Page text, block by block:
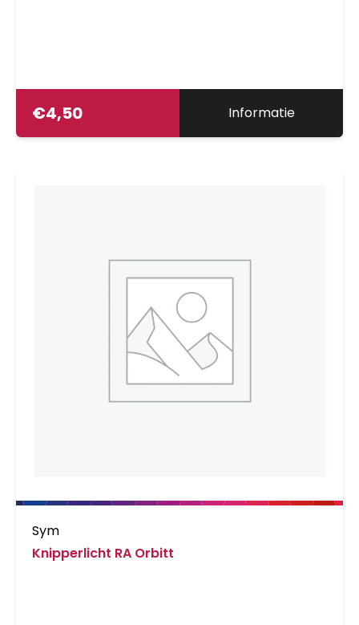
€4,50 Informatie
Sym
Knipperlicht RA Orbitt